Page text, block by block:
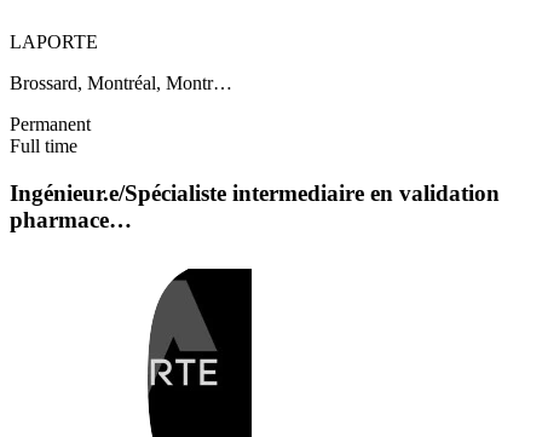
LAPORTE
Brossard, Montréal, Montr…
Permanent
Full time
Ingénieur.e/Spécialiste intermediaire en validation
pharmace…